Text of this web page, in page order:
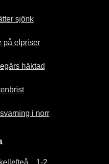
sjönk
på elpriser
häktad
i norr
1-2